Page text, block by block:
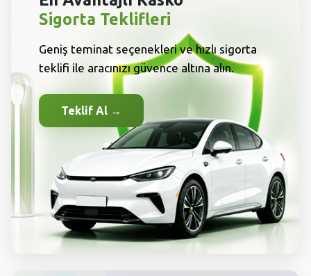
Sigorta Teklifleri
Geniş teminat seçenekleri ve hızlı sigorta
teklifi ile aracınızı güvence altına alın.
Teklif Al →